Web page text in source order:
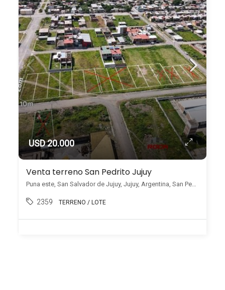
USD 20.000
Venta terreno San Pedrito Jujuy
Puna este, San Salvador de Jujuy, Jujuy, Argentina, San Pedrito, San Salvador de Jujuy
2359 TERRENO / LOTE